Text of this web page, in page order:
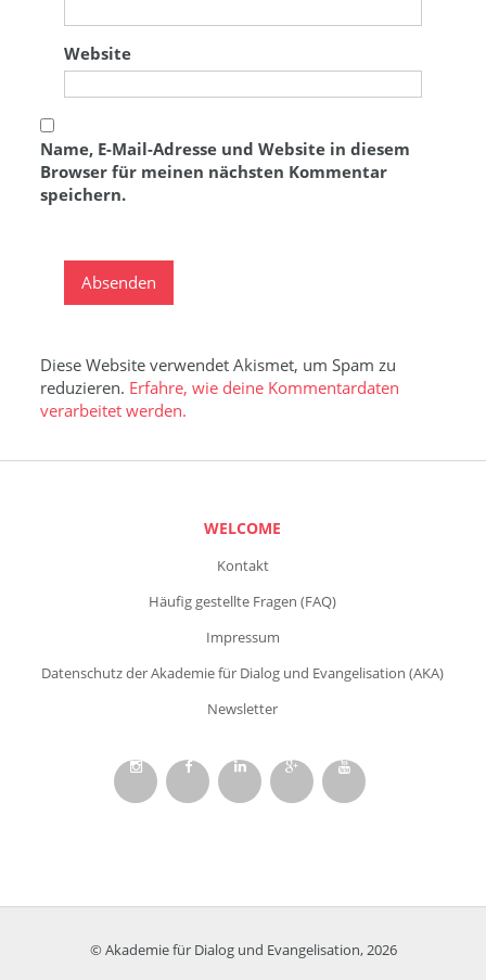
Website
Name, E-Mail-Adresse und Website in diesem
Browser für meinen nächsten Kommentar
speichern.
Diese Website verwendet Akismet, um Spam zu
reduzieren. Erfahre, wie deine Kommentardaten
verarbeitet werden.
WELCOME
Kontakt
Häufig gestellte Fragen (FAQ)
Impressum
Datenschutz der Akademie für Dialog und Evangelisation (AKA)
Newsletter
© Akademie für Dialog und Evangelisation, 2026